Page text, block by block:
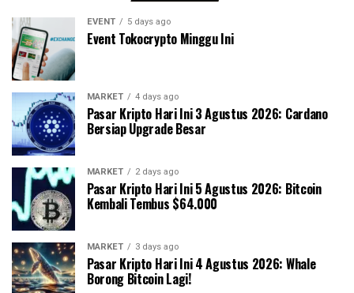
EVENT 5 days ago
Event Tokocrypto Minggu Ini
MARKET 4 days ago
Pasar Kripto Hari Ini 3 Agustus 2026: Cardano
Bersiap Upgrade Besar
MARKET 2 days ago
Pasar Kripto Hari Ini 5 Agustus 2026: Bitcoin
Kembali Tembus $64.000
MARKET 3 days ago
Pasar Kripto Hari Ini 4 Agustus 2026: Whale
Borong Bitcoin Lagi!